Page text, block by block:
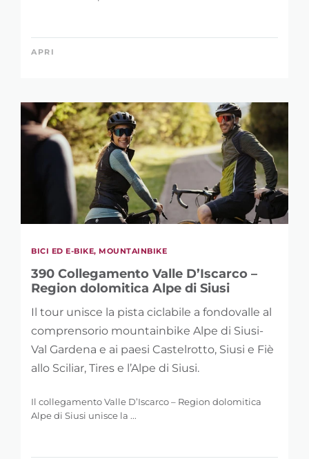
APRI
BICI ED E-BIKE, MOUNTAINBIKE
390 Collegamento Valle D’Iscarco –
Region dolomitica Alpe di Siusi
Il tour unisce la pista ciclabile a fondovalle al
comprensorio mountainbike Alpe di Siusi-
Val Gardena e ai paesi Castelrotto, Siusi e Fiè
allo Sciliar, Tires e l’Alpe di Siusi.
Il collegamento Valle D’Iscarco – Region dolomitica
Alpe di Siusi unisce la ...